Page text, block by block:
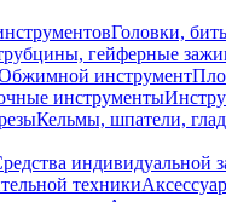
Головки,
гейферные
инструмент
инструменты
Кельмы, шпатели,
индивидуальной
техники